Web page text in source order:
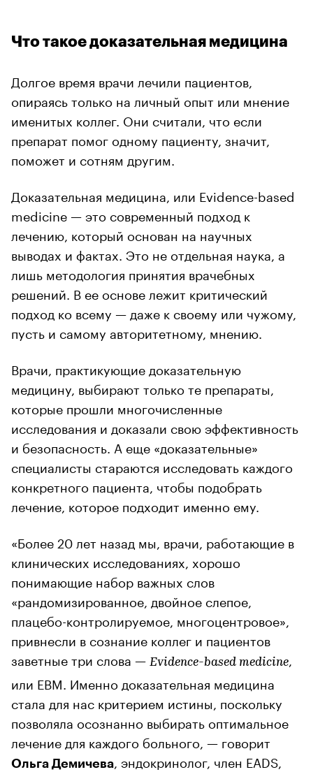
Что такое доказательная медицина
Долгое время врачи лечили пациентов,
опираясь только на личный опыт или мнение
именитых коллег. Они считали, что если
препарат помог одному пациенту, значит,
поможет и сотням другим.
Доказательная медицина, или Evidence-based
medicine — это современный подход к
лечению, который основан на научных
выводах и фактах. Это не отдельная наука, а
лишь методология принятия врачебных
решений. В ее основе лежит критический
подход ко всему — даже к своему или чужому,
пусть и самому авторитетному, мнению.
Врачи, практикующие доказательную
медицину, выбирают только те препараты,
которые прошли многочисленные
исследования и доказали свою эффективность
и безопасность. А еще «доказательные»
специалисты стараются исследовать каждого
конкретного пациента, чтобы подобрать
лечение, которое подходит именно ему.
«Более 20 лет назад мы, врачи, работающие в
клинических исследованиях, хорошо
понимающие набор важных слов
«рандомизированное, двойное слепое,
плацебо-контролируемое, многоцентровое»,
привнесли в сознание коллег и пациентов
заветные три слова — Evidence-based medicine
или EBM. Именно доказательная медицина
стала для нас критерием истины, поскольку
позволяла осознанно выбирать оптимальное
лечение для каждого больного, — говорит
Ольга Демичева , эндокринолог, член EADS,